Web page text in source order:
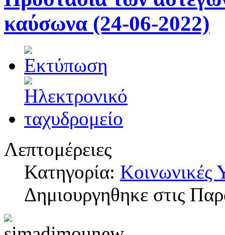
καύσωνα (24-06-2022)
Λεπτομέρειες
Κατηγορία: Κοινωνικές
Δημιουργηθηκε στις